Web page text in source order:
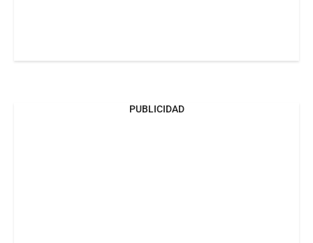
PUBLICIDAD